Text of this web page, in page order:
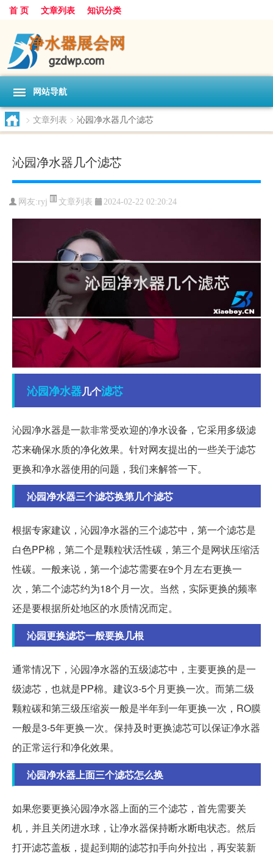
首 页 文章列表 知识分类
网站导航
> 文章列表 > 沁园净水器几个滤芯
沁园净水器几个滤芯
网友:ryj 文章列表 2024-02-22 02:20:24
沁园净水器几个滤芯
沁园净水器是一款非常受欢迎的净水设备，它采用多级滤
芯来确保水质的净化效果。针对网友提出的一些关于滤芯
更换和净水器使用的问题，我们来解答一下。
沁园净水器三个滤芯换第几个滤芯
根据专家建议，沁园净水器的三个滤芯中，第一个滤芯是
白色PP棉，第二个是颗粒状活性碳，第三个是网状压缩活
性碳。一般来说，第一个滤芯需要在9个月左右更换一
次，第二个滤芯约为18个月一次。当然，实际更换的频率
还是要根据所处地区的水质情况而定。
沁园更换滤芯一般要换几根
通常情况下，沁园净水器的五级滤芯中，主要更换的是一
级滤芯，也就是PP棉。建议3-5个月更换一次。而第二级
颗粒碳和第三级压缩炭一般是半年到一年更换一次，RO膜
一般是3-5年更换一次。保持及时更换滤芯可以保证净水器
的正常运行和净化效果。
沁园净水器上面三个滤芯怎么换
如果您要更换沁园净水器上面的三个滤芯，首先需要关
机，并且关闭进水球，让净水器保持断水断电状态。然后
打开滤芯盖板，提起到期的滤芯扣手向外拉出，再安装新